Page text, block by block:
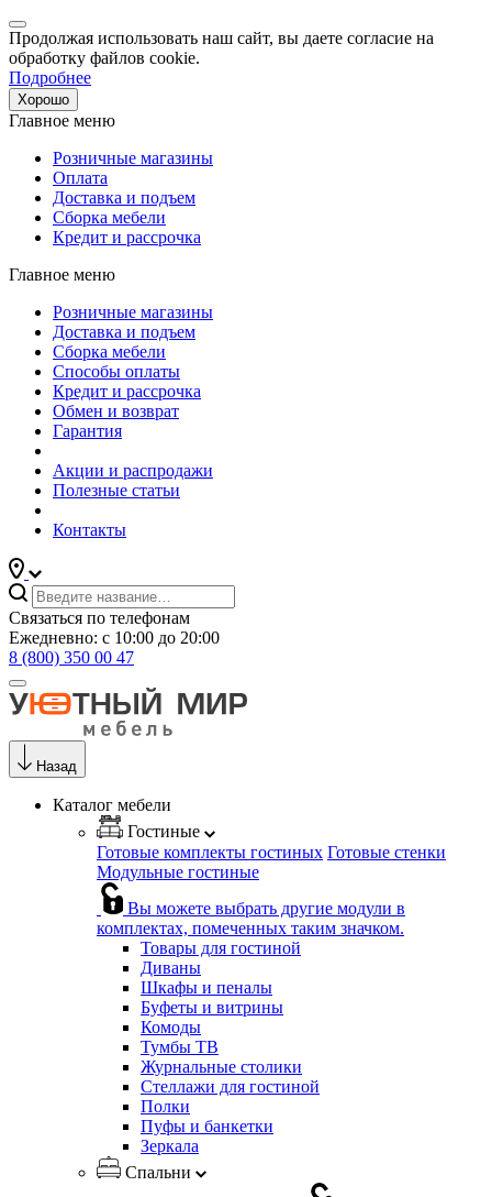
Продолжая использовать наш сайт, вы даете согласие на
обработку файлов cookie.
Подробнее
Хорошо
Главное меню
Розничные магазины
Оплата
Доставка и подъем
Сборка мебели
Кредит и рассрочка
Главное меню
Розничные магазины
Доставка и подъем
Сборка мебели
Способы оплаты
Кредит и рассрочка
Обмен и возврат
Гарантия
Акции и распродажи
Полезные статьи
Контакты
Связаться по телефонам
Ежедневно: с 10:00 до 20:00
8 (800) 350 00 47
Назад
Каталог мебели
Гостиные
Готовые комплекты гостиных Готовые стенки
Модульные гостиные
Вы можете выбрать другие модули в
комплектах, помеченных таким значком.
Товары для гостиной
Диваны
Шкафы и пеналы
Буфеты и витрины
Комоды
Тумбы ТВ
Журнальные столики
Стеллажи для гостиной
Полки
Пуфы и банкетки
Зеркала
Спальни